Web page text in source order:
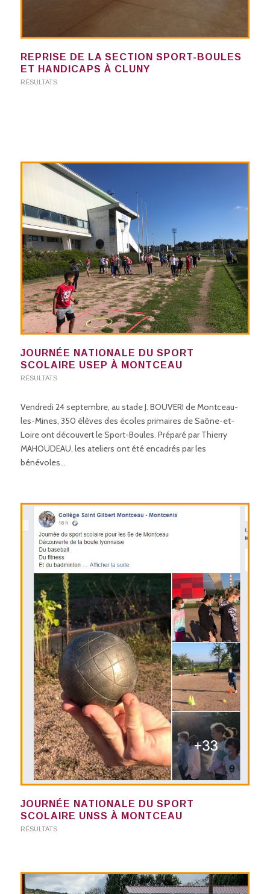
REPRISE DE LA SECTION SPORT-BOULES
ET HANDICAPS À CLUNY
RÉSULTATS
JOURNÉE NATIONALE DU SPORT
SCOLAIRE USEP À MONTCEAU
RÉSULTATS
Vendredi 24 septembre, au stade J. BOUVERI de Montceau-
les-Mines, 350 élèves des écoles primaires de Saône-et-
Loire ont découvert le Sport-Boules. Préparé par Thierry
MAHOUDEAU, les ateliers ont été encadrés par les
bénévoles…
JOURNÉE NATIONALE DU SPORT
SCOLAIRE UNSS À MONTCEAU
RÉSULTATS